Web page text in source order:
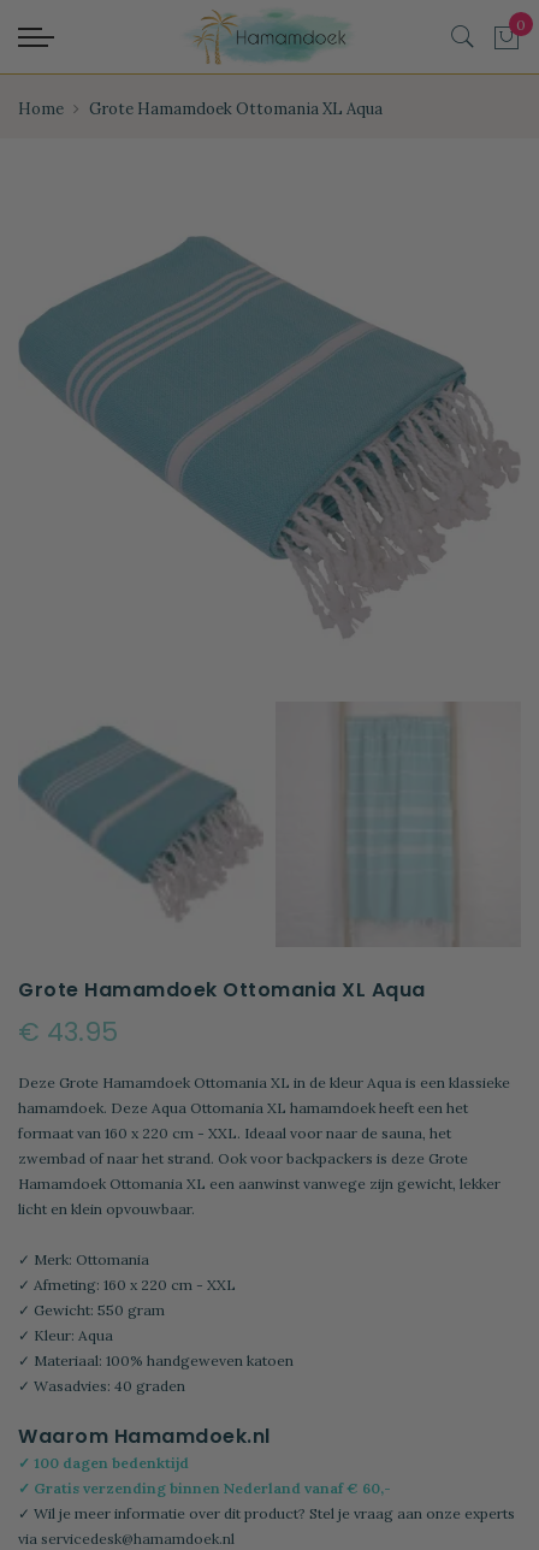
Home Grote Hamamdoek Ottomania XL Aqua
Grote Hamamdoek Ottomania XL Aqua
€ 43.95
Deze Grote Hamamdoek Ottomania XL in de kleur Aqua is een klassieke
hamamdoek. Deze Aqua Ottomania XL hamamdoek heeft een het
formaat van 160 x 220 cm - XXL. Ideaal voor naar de sauna, het
zwembad of naar het strand. Ook voor backpackers is deze Grote
Hamamdoek Ottomania XL een aanwinst vanwege zijn gewicht, lekker
licht en klein opvouwbaar.
✓ Merk: Ottomania
✓ Afmeting: 160 x 220 cm - XXL
✓ Gewicht: 550 gram
✓ Kleur: Aqua
✓ Materiaal: 100% handgeweven katoen
✓ Wasadvies: 40 graden
Waarom Hamamdoek.nl
✓ 100 dagen bedenktijd
✓ Gratis verzending binnen Nederland vanaf € 60,-
✓ Wil je meer informatie over dit product? Stel je vraag aan onze experts
via servicedesk@hamamdoek.nl